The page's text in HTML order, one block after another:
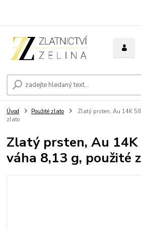
Úvod Použité zlato
Zlatý prsten, Au 14K
zlato
Zlatý prsten, Au
váha 8,13 g, použité